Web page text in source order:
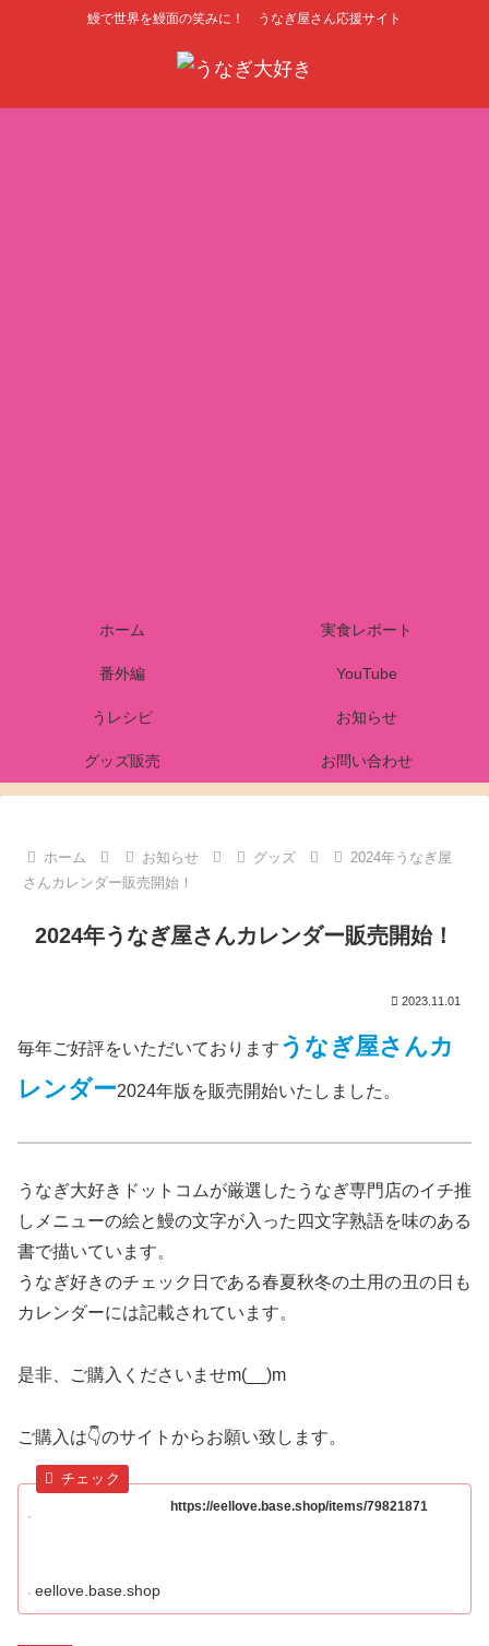
鰻で世界を鰻面の笑みに！ うなぎ屋さん応援サイト
ホーム 実食レポート
番外編 YouTube
うレシピ お知らせ
グッズ販売 お問い合わせ
ホーム お知らせ グッズ
2024年うなぎ屋
さんカレンダー販売開始！
2024年うなぎ屋さんカレンダー販売開始！
2023.11.01
毎年ご好評をいただいております うなぎ屋さんカ
レンダー2024年版を販売開始いたしました。
うなぎ大好きドットコムが厳選したうなぎ専門店のイチ推
しメニューの絵と鰻の文字が入った四文字熟語を味のある
書で描いています。
うなぎ好きのチェック日である春夏秋冬の土用の丑の日も
カレンダーには記載されています。
是非、ご購入くださいませm(__)m
ご購入は👇のサイトからお願い致します。
https://eellove.base.shop/items/79821871
eellove.base.shop